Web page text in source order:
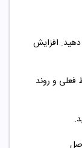
افزایش
فعلی و روند